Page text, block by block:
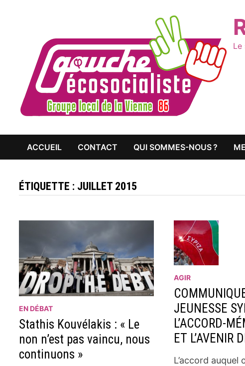
Le
ACCUEIL CONTACT QUI SOMMES-NOUS ?
ÉTIQUETTE : JUILLET 2015
EN DÉBAT
Stathis Kouvélakis : « Le
non n’est pas vaincu, nous
continuons »
AGIR
JEUNESSE
L’ACCORD-
ET L’AVENIR
L’accord auquel